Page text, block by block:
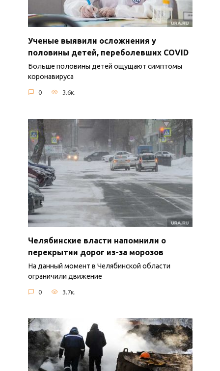
Ученые выявили осложнения у
половины детей, переболевших COVID
Больше половины детей ощущают симптомы
коронавируса
0 3.6к.
Челябинские власти напомнили о
перекрытии дорог из-за морозов
На данный момент в Челябинской области
ограничили движение
0 3.7к.